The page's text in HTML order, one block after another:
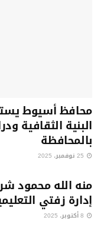
محافظ أسيوط
البنية الثقافية
بالمحافظة
منه الله محمود
إدارة زفتي